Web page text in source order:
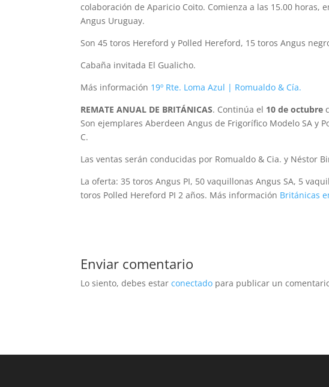
colaboración de Aparicio Coito. Comienza a las 15.00 horas,
Angus Uruguay.
Son 45 toros Hereford y Polled Hereford, 15 toros Angus
Cabaña invitada El Gualicho.
Más información 19º Rte. Loma Azul | Romualdo & Cía.
REMATE ANUAL DE BRITÁNICAS. Continúa el 10 de octubre
Son ejemplares Aberdeen Angus de Frigorífico Modelo SA y
C.
Las ventas serán conducidas por Romualdo & Cia. y Néstor
La oferta: 35 toros Angus PI, 50 vaquillonas Angus SA, 5
toros Polled Hereford PI 2 años. Más información Británicas
Enviar comentario
Lo siento, debes estarconectado para publicar un